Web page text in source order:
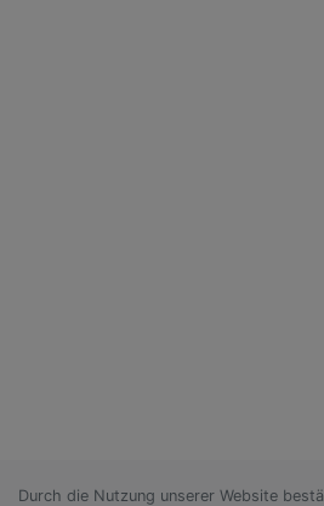
Durch die Nutzung unserer Website